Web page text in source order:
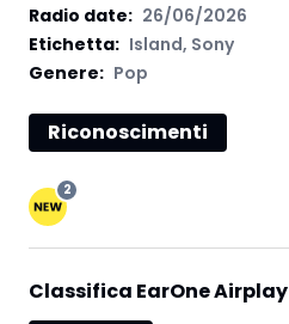
Radio date: 26/06/2026
Etichetta: Island, Sony
Genere: Pop
Riconoscimenti
2
Classifica EarOne Airplay